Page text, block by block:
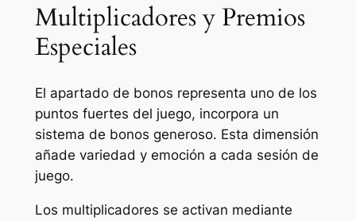
Multiplicadores y Premios
Especiales
El apartado de bonos representa uno de los
puntos fuertes del juego, incorpora un
sistema de bonos generoso. Esta dimensión
añade variedad y emoción a cada sesión de
juego.
Los multiplicadores se activan mediante